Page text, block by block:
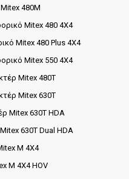
480M
Mitex 480 4X4
Mitex 480 Plus 4X4
Mitex 550 4X4
Mitex 480T
Mitex 630T
Mitex 630T HDA
630T Dual HDA
M 4X4
M 4X4 HOV